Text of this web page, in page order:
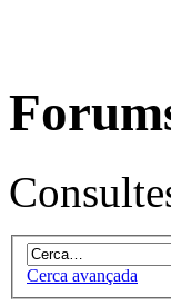
Cerca avançada